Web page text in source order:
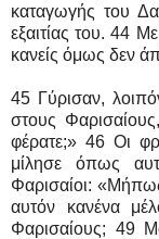
καταγωγής του
εξαιτίας του. 44
κανείς όμως δεν
45 Γύρισαν,
στους
φέρατε;» 46 Οι
μίλησε όπως
Φαρισαίοι:
αυτόν κανένα
Φαρισαίους; 49